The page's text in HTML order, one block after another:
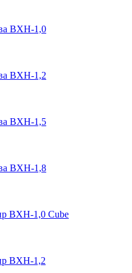
ВХН-1,0
ВХН-1,2
ВХН-1,5
ВХН-1,8
ВХН-1,0 Cube
ВХН-1,2